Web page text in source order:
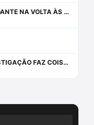
#244 OS DESAFIOS DO/A ESTUDANTE NA VOLTA ÀS AULAS
#106 ARQUIVAMENTO DA INVESTIGAÇÃO FAZ COISA JULGADA?